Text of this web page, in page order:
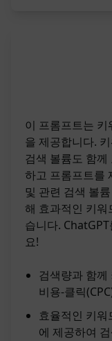
이 프롬프트는
을 제공합니다.
검색 볼륨도 함
하고 프롬프트를
및 관련 검색 볼
해 효과적인 키
습니다.
요!
검색량과 함
비용-클릭
효율적인 키워
에 제공하여